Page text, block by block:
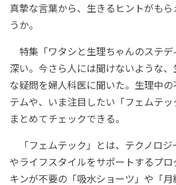
真摯な言葉から、生きるヒントがも
うか。
特集「ワタシと生理ちゃんのステ
深い。今さら人には聞けないような
な疑問を婦人科医に聞いた。生理中
テムや、いま注目したい「フェムテ
まとめてチェックできる。
「フェムテック」とは、テクノロジ
やライフスタイルをサポートするプ
キンが不要の「吸水ショーツ」や「